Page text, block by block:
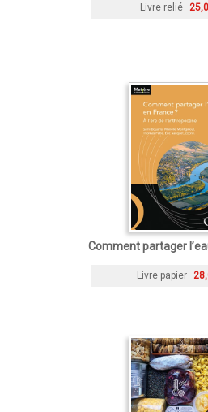
Livre relié
Comment partager
Livre papier